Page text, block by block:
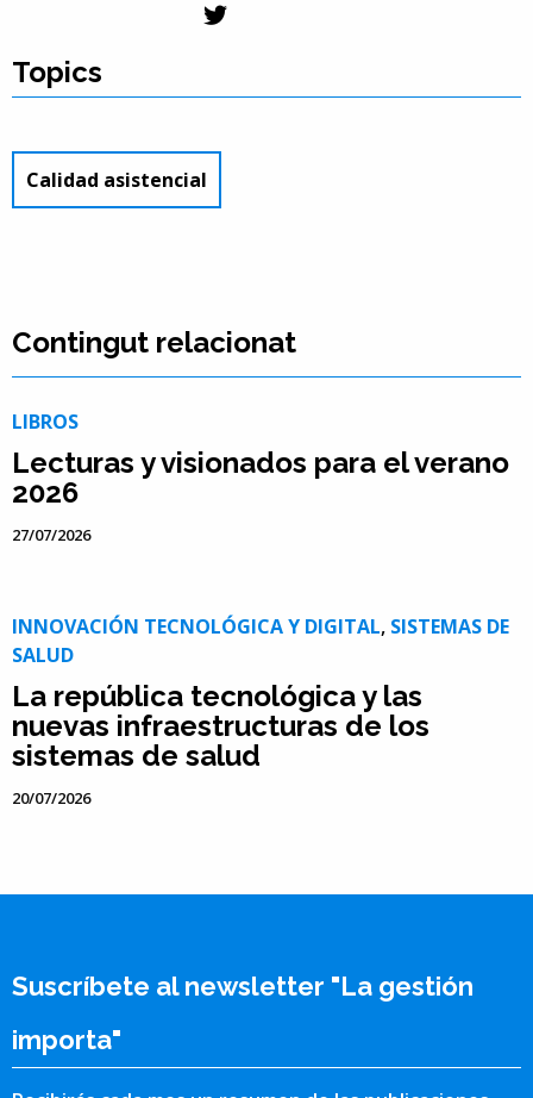
Topics
Calidad asistencial
Contingut relacionat
LIBROS
Lecturas y visionados para el verano
2026
27/07/2026
INNOVACIÓN TECNOLÓGICA Y DIGITAL, SISTEMAS DE
SALUD
La república tecnológica y las
nuevas infraestructuras de los
sistemas de salud
20/07/2026
Suscríbete al newsletter "La gestión
importa"